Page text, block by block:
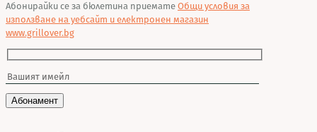
Абонирайки се за бюлетина приемате Общи условия за
използване на уебсайт и електронен магазин
www.grillover.bg